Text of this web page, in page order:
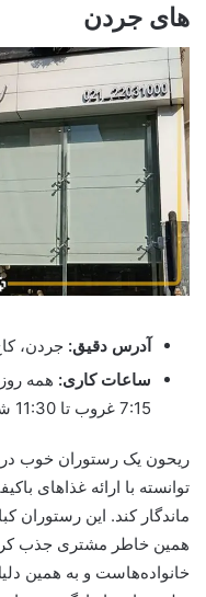
های جردن
آدرس دقیق: جردن، کاج
ساعات کاری:
7:15 غروب تا 11:30 شب
ریحون یک رستوران خوب
توانسته با ارائه غذاهای
ماندگار کند. این رستوران
همین خاطر مشتری جذب
خانواده‌هاست و به همین